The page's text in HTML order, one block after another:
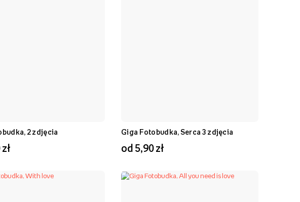
2 zdjęcia Giga Fotobudka, Serca 3 zdjęcia
od 5,90 zł